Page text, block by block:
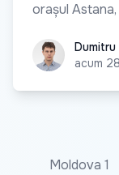
orașul
Dumitru
acum
Moldova 1